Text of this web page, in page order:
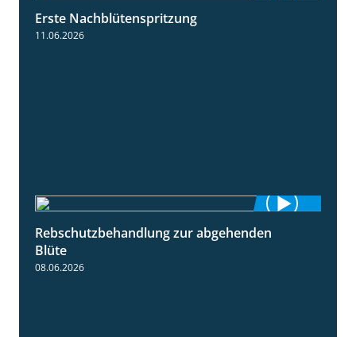
Erste Nachblütenspritzung
11.06.2026
3:06
Rebschutzbehandlung zur abgehenden
Blüte
08.06.2026